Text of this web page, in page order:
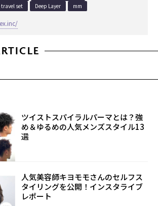
travel set
Deep Layer mm
ツイストスパイラルパーマとは？強
め＆ゆるめの人気メンズスタイル13
選
人気美容師キヨモモさんのセルフス
タイリングを公開！インスタライブ
レポート